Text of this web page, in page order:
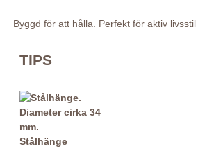
Byggd för att hålla. Perfekt för aktiv livsstil
TIPS
Stålhänge